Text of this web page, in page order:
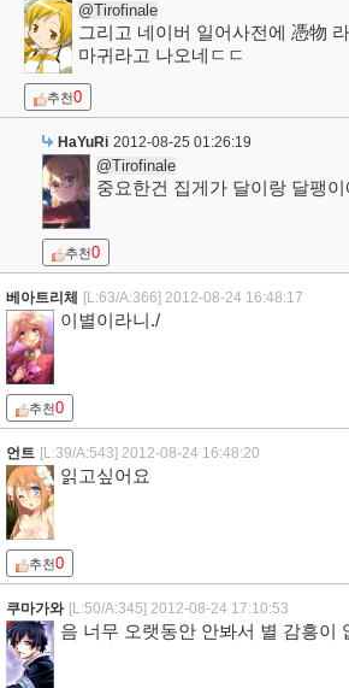
@Tirofinale
그리고 네이버 일어사전에 憑物
마귀라고 나오네ㄷㄷ
추천0
HaYuRi 2012-08-25 01:26:19
@Tirofinale
중요한건 집게가 달이랑 달팽
추천0
베아트리체 [L:63/A:366] 2012-08-24 16:48:17
이별이라니./
추천0
언트 [L:39/A:543] 2012-08-24 16:48:20
읽고싶어요
추천0
쿠마가와 [L:50/A:345] 2012-08-24 17:10:53
음 너무 오랫동안 안봐서 별 감흥이